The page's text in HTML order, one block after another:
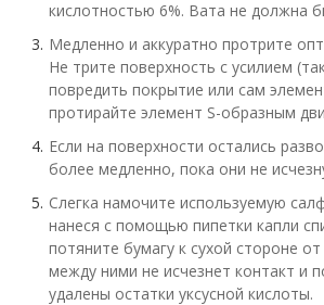
кислотностью 6%. Вата не должна
Медленно и аккуратно протрите
Не трите поверхность с усилием
повредить покрытие или сам
протирайте элемент S-образным
Если на поверхности остались
более медленно, пока они не
Слегка намочите используемую
нанеся с помощью пипетки капли
потяните бумагу к сухой стороне
между ними не исчезнет контакт и
удалены остатки уксусной кислоты.